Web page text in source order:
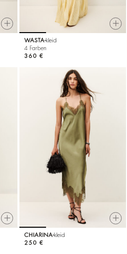
WASTA kleid
4 Farben
360 €
CHIARINA kleid
250 €